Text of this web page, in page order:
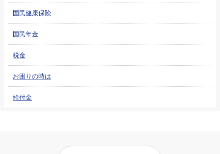
国民健康保険
国民年金
税金
お困りの時は
給付金